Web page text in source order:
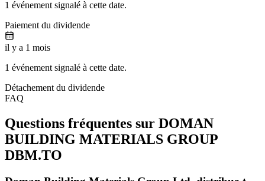
1 événement signalé à cette date.
Paiement du dividende
il y a 1 mois
1 événement signalé à cette date.
Détachement du dividende
FAQ
Questions fréquentes sur DOMAN
BUILDING MATERIALS GROUP
DBM.TO